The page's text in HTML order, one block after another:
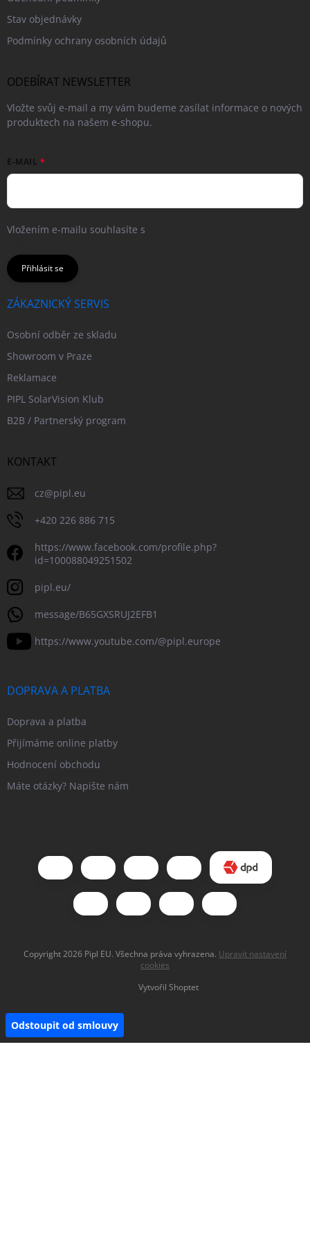
Stav objednávky
Podmínky ochrany osobních údajů
ODEBÍRAT NEWSLETTER
Vložte svůj e-mail a my vám budeme zasílat informace o nových
produktech na našem e-shopu.
E-MAIL
Vložením e-mailu souhlasíte s
Přihlásit se
ZÁKAZNICKÝ SERVIS
Osobní odběr ze skladu
Showroom v Praze
Reklamace
PIPL SolarVision Klub
B2B / Partnerský program
KONTAKT
cz@pipl.eu
+420 226 886 715
https://www.facebook.com/profile.php?
id=100088049251502
pipl.eu/
message/B65GXSRUJ2EFB1
https://www.youtube.com/@pipl.europe
DOPRAVA A PLATBA
Doprava a platba
Přijímáme online platby
Hodnocení obchodu
Máte otázky? Napište nám
Vytvořil Shoptet
Copyright 2026 Pipl EU. Všechna práva vyhrazena. Upravit nastavení
cookies
Odstoupit od smlouvy